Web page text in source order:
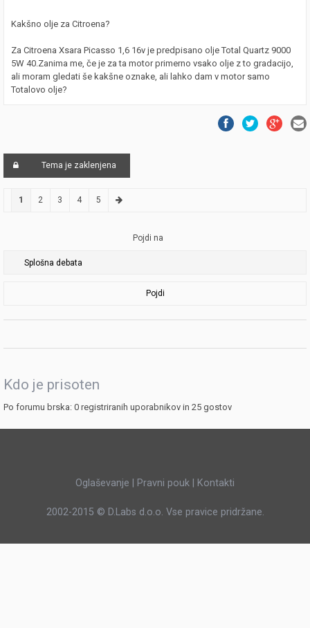
Kakšno olje za Citroena?
Za Citroena Xsara Picasso 1,6 16v je predpisano olje Total Quartz 9000
5W 40.Zanima me, če je za ta motor primerno vsako olje z to gradacijo,
ali moram gledati še kakšne oznake, ali lahko dam v motor samo
Totalovo olje?
Tema je zaklenjena
1 2 3 4 5
Pojdi na
Pojdi
Kdo je prisoten
Po forumu brska: 0 registriranih uporabnikov in 25 gostov
Oglaševanje Pravni pouk Kontakti
2002-2015 © D.Labs d.o.o. Vse pravice pridržane.